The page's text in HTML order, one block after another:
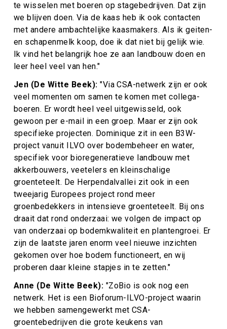
te wisselen met boeren op stagebedrijven. Dat zijn
we blijven doen. Via de kaas heb ik ook contacten
met andere ambachtelijke kaasmakers. Als ik geiten-
en schapenmelk koop, doe ik dat niet bij gelijk wie.
Ik vind het belangrijk hoe ze aan landbouw doen en
leer heel veel van hen."
Jen (De Witte Beek):"Via CSA-netwerk zijn er ook
veel momenten om samen te komen met collega-
boeren. Er wordt heel veel uitgewisseld, ook
gewoon per e-mail in een groep. Maar er zijn ook
specifieke projecten. Dominique zit in een B3W-
project vanuit ILVO over bodembeheer en water,
specifiek voor bioregeneratieve landbouw met
akkerbouwers, veetelers en kleinschalige
groenteteelt. De Herpendalvallei zit ook in een
tweejarig Europees project rond meer
groenbedekkers in intensieve groenteteelt. Bij ons
draait dat rond onderzaai: we volgen de impact op
van onderzaai op bodemkwaliteit en plantengroei. Er
zijn de laatste jaren enorm veel nieuwe inzichten
gekomen over hoe bodem functioneert, en wij
proberen daar kleine stapjes in te zetten."
Anne (De Witte Beek): "ZoBio is ook nog een
netwerk. Het is een Bioforum-ILVO-project waarin
we hebben samengewerkt met CSA-
groentebedrijven die grote keukens van